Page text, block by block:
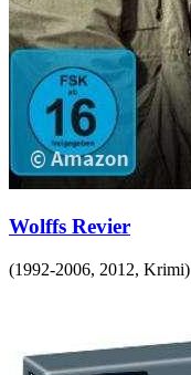
Wolffs Revier
(1992-2006, 2012, Krimi)